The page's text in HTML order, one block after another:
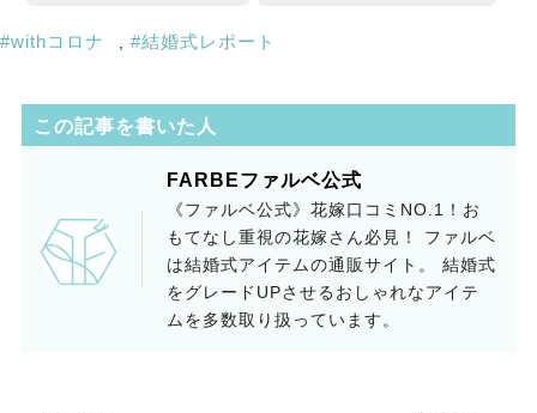
withコロナ , 結婚式レポート
この記事を書いた人
FARBEファルベ公式
《ファルベ公式》花嫁口コミNO.1！お
もてなし重視の花嫁さん必見！ ファルベ
は結婚式アイテムの通販サイト。 結婚式
をグレードUPさせるおしゃれなアイテ
ムを多数取り扱っています。